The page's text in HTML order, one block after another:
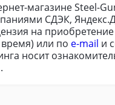
магазине Steel-
СДЭК,
на
или по e-mail и
носит